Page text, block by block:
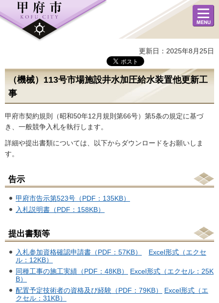
メニュ
ー
更新日：2025年8月25日
（機械）113号市場施設井水加圧給水装置他更新工
事
甲府市契約規則（昭和50年12月規則第66号）第5条の規定に基づ
き、一般競争入札を執行します。
詳細や提出書類については、以下からダウンロードをお願いしま
す。
告示
甲府市告示第523号（PDF：135KB）
入札説明書（PDF：158KB）
提出書類等
入札参加資格確認申請書（PDF：57KB）
Excel形式（エクセ
ル：12KB）
同種工事の施工実績（PDF：48KB）
Excel形式（エクセル：25K
B）
配置予定技術者の資格及び経験（PDF：79KB）
Excel形式（エ
クセル：31KB）